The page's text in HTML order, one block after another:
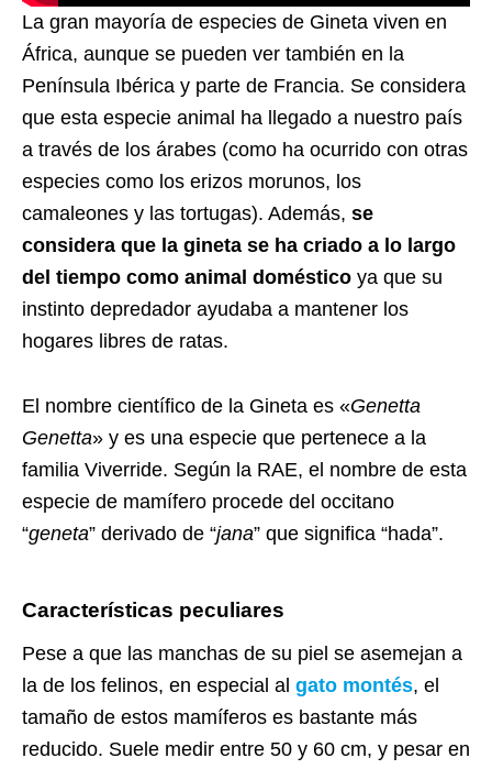
La gran mayoría de especies de Gineta viven en
África, aunque se pueden ver también en la
Península Ibérica y parte de Francia. Se considera
que esta especie animal ha llegado a nuestro país
a través de los árabes (como ha ocurrido con otras
especies como los erizos morunos, los
camaleones y las tortugas). Además, se
considera que la gineta se ha criado a lo largo
del tiempo como animal doméstico ya que su
instinto depredador ayudaba a mantener los
hogares libres de ratas.
El nombre científico de la Gineta es «Genetta
Genetta» y es una especie que pertenece a la
familia Viverride. Según la RAE, el nombre de esta
especie de mamífero procede del occitano
“geneta” derivado de “jana” que significa “hada”.
Características peculiares
Pese a que las manchas de su piel se asemejan a
la de los felinos, en especial al gato montés, el
tamaño de estos mamíferos es bastante más
reducido. Suele medir entre 50 y 60 cm, y pesar en